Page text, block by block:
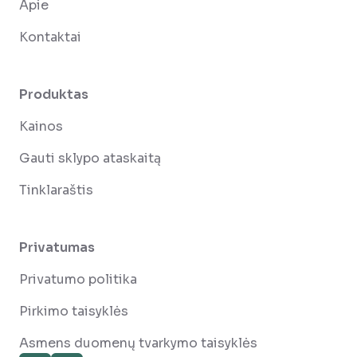
Apie
Kontaktai
Produktas
Kainos
Gauti sklypo ataskaitą
Tinklaraštis
Privatumas
Privatumo politika
Pirkimo taisyklės
Asmens duomenų tvarkymo taisyklės